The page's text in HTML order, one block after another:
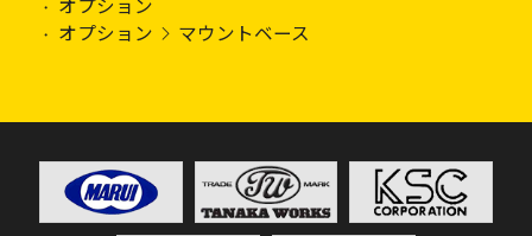
オプション
マウントベース